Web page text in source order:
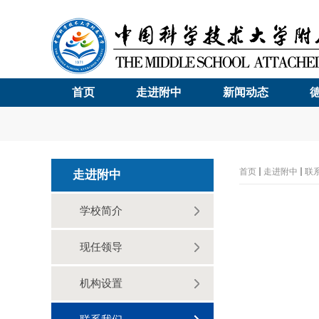
首页 走进附中 新闻动态
走进附中
学校简介
现任领导
机构设置
首页 走进附中 联